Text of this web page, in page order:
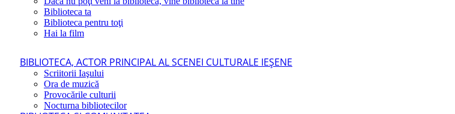
Biblioteca ta
Biblioteca pentru toţi
Hai la film
BIBLIOTECA, ACTOR PRINCIPAL AL SCENEI CULTURALE IEŞENE
Scriitorii Iaşului
Ora de muzică
Provocările culturii
Nocturna bibliotecilor